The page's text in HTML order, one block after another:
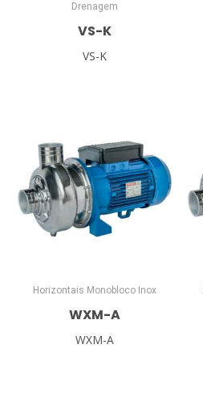
Drenagem
VS-K
VS-K
Horizontais Monobloco Inox
WXM-A
WXM-A